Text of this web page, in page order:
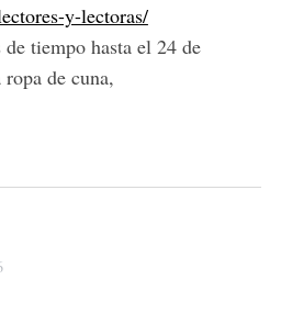
y-lectoras/
tiempo hasta el 24 de
de cuna,